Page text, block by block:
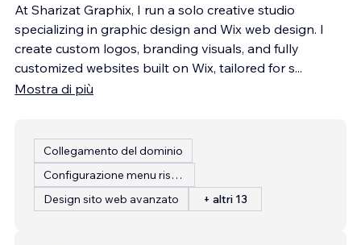
At Sharizat Graphix, I run a solo creative studio
specializing in graphic design and Wix web design. I
create custom logos, branding visuals, and fully
customized websites built on Wix, tailored for s...
Mostra di più
Collegamento del dominio
Configurazione menu ristorante
Design sito web avanzato
+ altri 13